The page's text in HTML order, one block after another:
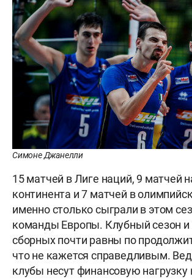
Симоне Джанелли
15 матчей в Лиге наций, 9 матчей
континента и 7 матчей в
именно столько сыграли в этом
команды Европы. Клубный сезон и
сборных почти равны по
что не кажется справедливым.
клубы несут финансовую нагрузку